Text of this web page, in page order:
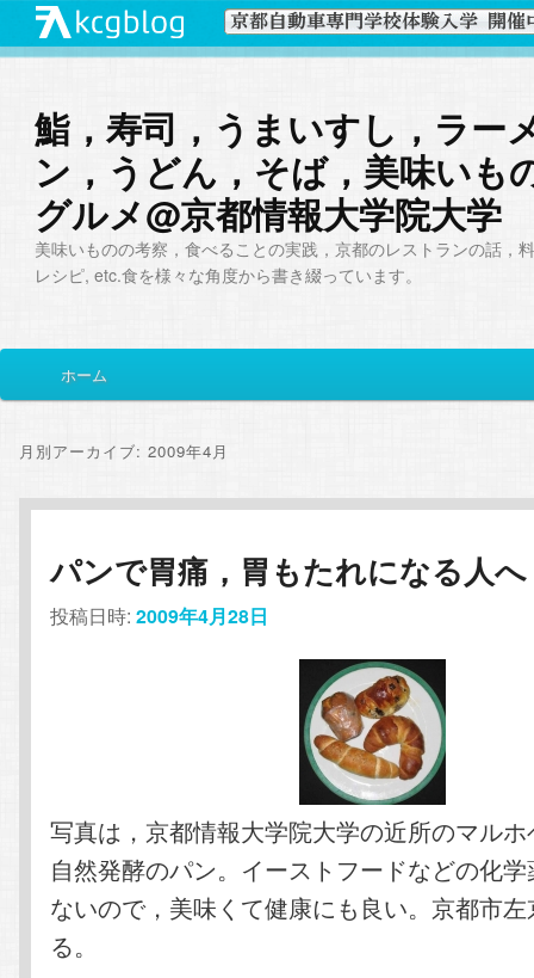
鮨，寿司，うまいすし，ラー
ン，うどん，そば，美味いも
グルメ@京都情報大学院大学
美味いものの考察，食べることの実践，京都のレストランの話，
レシピ, etc.食を様々な角度から書き綴っています。
イ
メ
ン
コ
ン
へ
移
動
サ
コ
ン
テ
移
動
ホーム
月別アーカイブ:2009年4月
パンで胃痛，胃もたれになる人へ
投稿日時:2009年4月28日
写真は，京都情報大学院大学の近所のマル
自然発酵のパン。イーストフードなどの化
ないので，美味くて健康にも良い。京都市
る。